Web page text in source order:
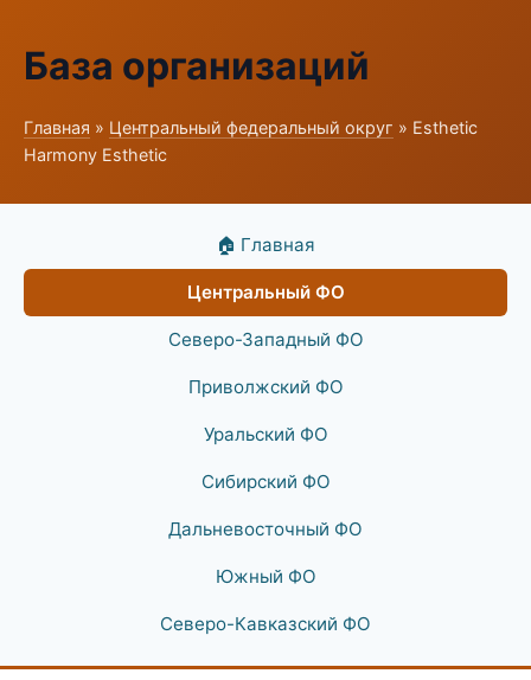
База организаций
Главная » Центральный федеральный округ » Esthetic
Harmony Esthetic
🏠 Главная
Центральный ФО
Северо-Западный ФО
Приволжский ФО
Уральский ФО
Сибирский ФО
Дальневосточный ФО
Южный ФО
Северо-Кавказский ФО